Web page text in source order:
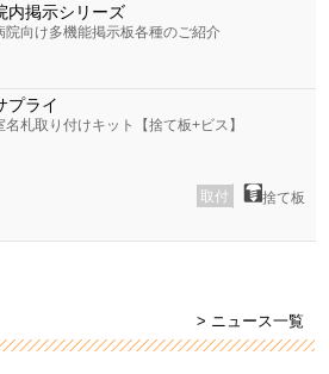
内掲示シリーズ
院向け多機能掲示板各種のご紹介
プライ
名札取り付けキット【捨て板+ビス】
取付 捨て板
> ニュース一覧